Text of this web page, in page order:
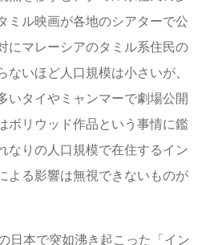
ミル映画が各地のシアターで公
にマレーシアのタミル系住民の
ないほど人口規模は小さいが、
いタイやミャンマーで劇場公開
ボリウッド作品という事情に鑑
なりの人口規模で在住するイン
よる影響は無視できないものが
日本で突如沸き起こった「イン